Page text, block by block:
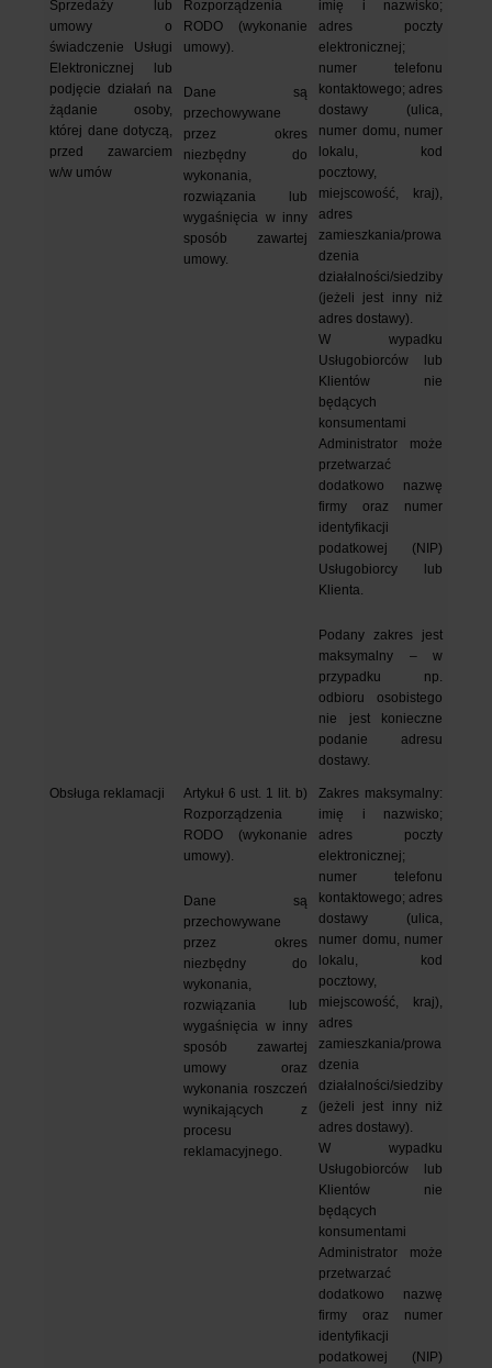
Sprzedaży lub
umowy o
świadczenie Usługi
Elektronicznej lub
podjęcie działań na
żądanie osoby,
której dane dotyczą,
przed zawarciem
w/w umów
Rozporządzenia
RODO (wykonanie
umowy).
Dane są
przechowywane
przez okres
niezbędny do
wykonania,
rozwiązania lub
wygaśnięcia w inny
sposób zawartej
umowy.
imię i nazwisko;
adres poczty
elektronicznej;
numer telefonu
kontaktowego; adres
dostawy (ulica,
numer domu, numer
lokalu, kod
pocztowy,
miejscowość, kraj),
adres
zamieszkania/prowa
dzenia
działalności/siedziby
(jeżeli jest inny niż
adres dostawy).
W wypadku
Usługobiorców lub
Klientów nie
będących
konsumentami
Administrator może
przetwarzać
dodatkowo nazwę
firmy oraz numer
identyfikacji
podatkowej (NIP)
Usługobiorcy lub
Klienta.
Podany zakres jest
maksymalny – w
przypadku np.
odbioru osobistego
nie jest konieczne
podanie adresu
dostawy.
Obsługa reklamacji
Artykuł 6 ust. 1 lit. b)
Rozporządzenia
RODO (wykonanie
umowy).
Dane są
przechowywane
przez okres
niezbędny do
wykonania,
rozwiązania lub
wygaśnięcia w inny
sposób zawartej
umowy oraz
wykonania roszczeń
wynikających z
procesu
reklamacyjnego.
Zakres maksymalny:
imię i nazwisko;
adres poczty
elektronicznej;
numer telefonu
kontaktowego; adres
dostawy (ulica,
numer domu, numer
lokalu, kod
pocztowy,
miejscowość, kraj),
adres
zamieszkania/prowa
dzenia
działalności/siedziby
(jeżeli jest inny niż
adres dostawy).
W wypadku
Usługobiorców lub
Klientów nie
będących
konsumentami
Administrator może
przetwarzać
dodatkowo nazwę
firmy oraz numer
identyfikacji
podatkowej (NIP)